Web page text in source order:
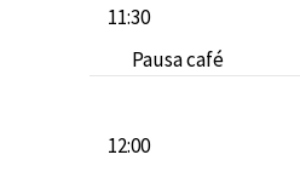
11:30
Pausa café
12:00